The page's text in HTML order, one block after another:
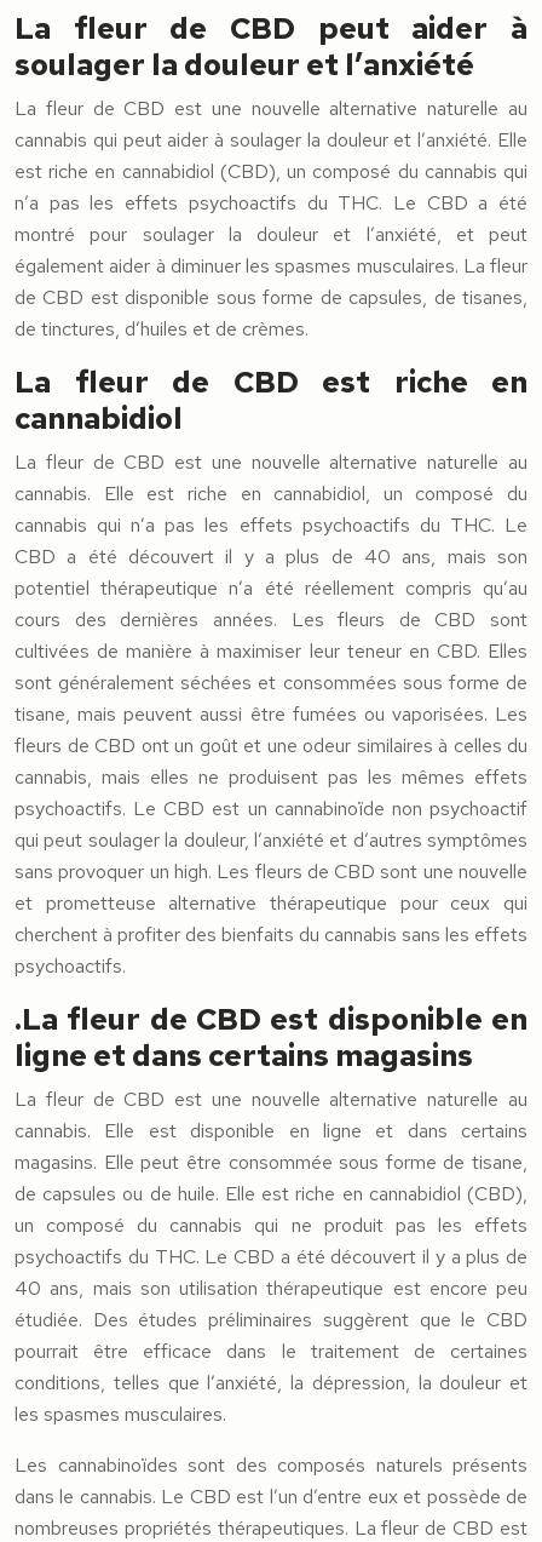
La fleur de CBD peut aider à
soulager la douleur et l’anxiété
La fleur de CBD est une nouvelle alternative naturelle au
cannabis qui peut aider à soulager la douleur et l’anxiété. Elle
est riche en cannabidiol (CBD), un composé du cannabis qui
n’a pas les effets psychoactifs du THC. Le CBD a été
montré pour soulager la douleur et l’anxiété, et peut
également aider à diminuer les spasmes musculaires. La fleur
de CBD est disponible sous forme de capsules, de tisanes,
de tinctures, d’huiles et de crèmes.
La fleur de CBD est riche en
cannabidiol
La fleur de CBD est une nouvelle alternative naturelle au
cannabis. Elle est riche en cannabidiol, un composé du
cannabis qui n’a pas les effets psychoactifs du THC. Le
CBD a été découvert il y a plus de 40 ans, mais son
potentiel thérapeutique n’a été réellement compris qu’au
cours des dernières années. Les fleurs de CBD sont
cultivées de manière à maximiser leur teneur en CBD. Elles
sont généralement séchées et consommées sous forme de
tisane, mais peuvent aussi être fumées ou vaporisées. Les
fleurs de CBD ont un goût et une odeur similaires à celles du
cannabis, mais elles ne produisent pas les mêmes effets
psychoactifs. Le CBD est un cannabinoïde non psychoactif
qui peut soulager la douleur, l’anxiété et d’autres symptômes
sans provoquer un high. Les fleurs de CBD sont une nouvelle
et prometteuse alternative thérapeutique pour ceux qui
cherchent à profiter des bienfaits du cannabis sans les effets
psychoactifs.
.La fleur de CBD est disponible en
ligne et dans certains magasins
La fleur de CBD est une nouvelle alternative naturelle au
cannabis. Elle est disponible en ligne et dans certains
magasins. Elle peut être consommée sous forme de tisane,
de capsules ou de huile. Elle est riche en cannabidiol (CBD),
un composé du cannabis qui ne produit pas les effets
psychoactifs du THC. Le CBD a été découvert il y a plus de
40 ans, mais son utilisation thérapeutique est encore peu
étudiée. Des études préliminaires suggèrent que le CBD
pourrait être efficace dans le traitement de certaines
conditions, telles que l’anxiété, la dépression, la douleur et
les spasmes musculaires.
Les cannabinoïdes sont des composés naturels présents
dans le cannabis. Le CBD est l’un d’entre eux et possède de
nombreuses propriétés thérapeutiques. La fleur de CBD est